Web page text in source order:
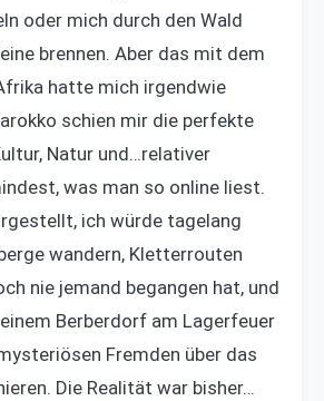
oder mich durch den Wald
brennen. Aber das mit dem
hatte mich irgendwie
schien mir die perfekte
Natur und…relativer
was man so online liest.
ich würde tagelang
wandern, Kletterrouten
nie jemand begangen hat, und
Berberdorf am Lagerfeuer
Fremden über das
Die Realität war bisher…